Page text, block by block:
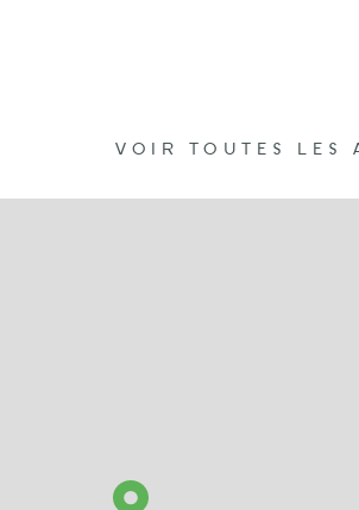
VOIR TOUTES LES